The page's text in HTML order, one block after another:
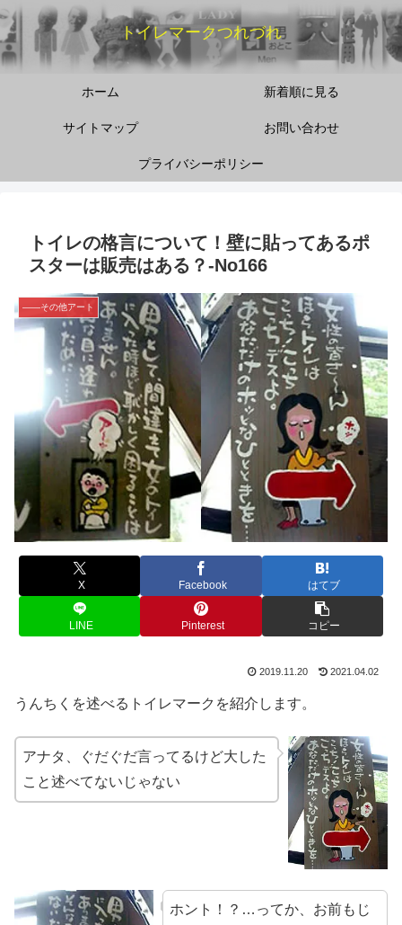
トイレマークつれづれ
ホーム 新着順に見る
サイトマップ お問い合わせ
プライバシーポリシー
トイレの格言について！壁に貼ってあるポ
スターは販売はある？-No166
――その他アート
X Facebook はてブ
LINE Pinterest コピー
2019.11.20 2021.04.02
うんちくを述べるトイレマークを紹介します。
アナタ、ぐだぐだ言ってるけど大した
こと述べてないじゃない
ホント！？…ってか、お前もじ